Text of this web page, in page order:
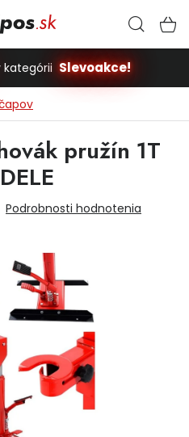
deti
kategórii Slevoakce!
pružín 1T
Podrobnosti hodnotenia